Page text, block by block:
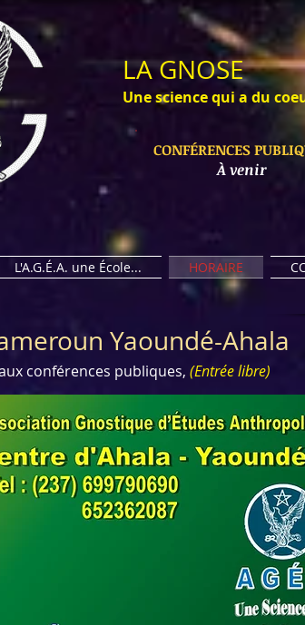
LA GNOSE​
Une science qui a du
CONFÉRENCES
À venir
L'A.G.É.A. une École... HORAIRE
Yaoundé-Ahala
conférences publiques, (Entrée libre)